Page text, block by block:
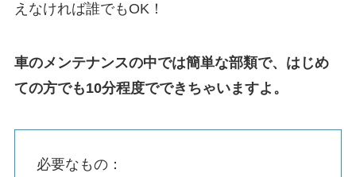
えなければ誰でもOK！
車のメンテナンスの中では簡単な部類で、はじめ
ての方でも10分程度でできちゃいますよ。
必要なもの：